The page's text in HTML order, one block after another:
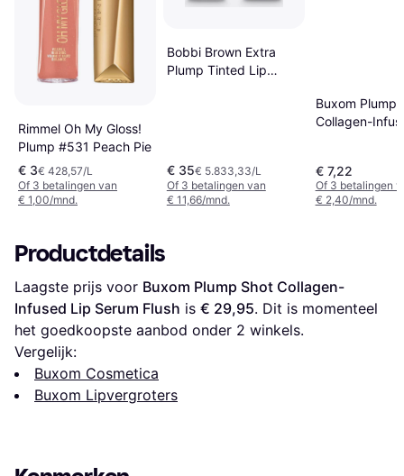
Rimmel Oh My Gloss!
Plump #531 Peach Pie
€ 3€ 428,57/L
Of 3 betalingen van
€ 1,00/mnd.
Bobbi Brown Extra
Plump Tinted Lip
€ 35€ 5.833,33/L
Of 3 betalingen van
€ 11,66/mnd.
Buxom Plump
Collagen-
€ 7,22
Of 3 betalingen
€ 2,40/mnd.
Productdetails
Laagste prijs voor Buxom Plump Shot Collagen-
Infused Lip Serum Flush is € 29,95. Dit is momenteel
het goedkoopste aanbod onder 2 winkels.
Vergelijk:
Buxom Cosmetica
Buxom Lipvergroters